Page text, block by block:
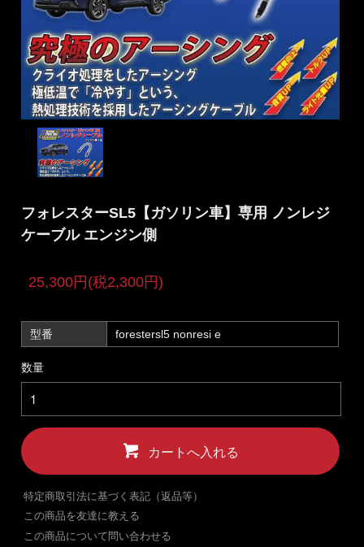
フォレスターSL5【ガソリン車】専用 ノンレジ
ケーブル エンジン側
25,300円(税2,300円)
型番 forestersl5 nonresi e
数量
カートへ入れる
特定商取引法に基づく表記（返品等）
この商品を友達に教える
この商品について問い合わせる